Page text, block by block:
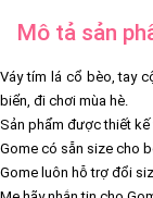
Mô tả sản
Váy tím lá cổ bèo, tay
biển, đi chơi mùa hè.
Sản phẩm được thiết kế
Gome có sẵn size cho
Gome luôn hỗ trợ đổi